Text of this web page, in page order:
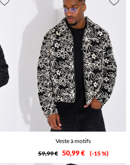
Veste à motifs
59,99 € 50,99 € -15 %